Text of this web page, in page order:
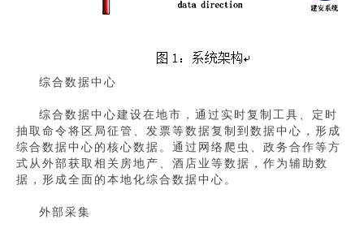
综合数据中心
综合数据中心建设在地市，通过实时复制工具、定时
抽取命令将区局征管、发票等数据复制到数据中心，形成
综合数据中心的核心数据。通过网络爬虫、政务合作等方
式从外部获取相关房地产、酒店业等数据，作为辅助数
据，形成全面的本地化综合数据中心。
外部采集